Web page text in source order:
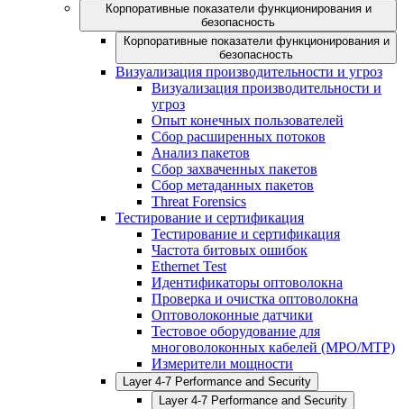
Корпоративные показатели функционирования и
безопасность
Корпоративные показатели функционирования и
безопасность
Визуализация производительности и угроз
Визуализация производительности и
угроз
Опыт конечных пользователей
Сбор расширенных потоков
Анализ пакетов
Сбор захваченных пакетов
Сбор метаданных пакетов
Threat Forensics
Тестирование и сертификация
Тестирование и сертификация
Частота битовых ошибок
Ethernet Test
Идентификаторы оптоволокна
Проверка и очистка оптоволокна
Оптоволоконные датчики
Тестовое оборудование для
многоволоконных кабелей (MPO/MTP)
Измерители мощности
Layer 4-7 Performance and Security
Layer 4-7 Performance and Security